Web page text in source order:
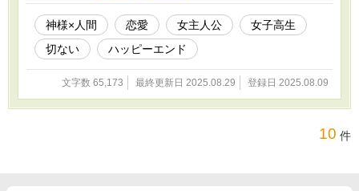
を越えてしまう。 神は祓うことができるが、そ
れは人の感情を切り捨てる行為でもあった。
「人の手で流した水は、二度と濁らない」――
そう信じ、美詞は友人や村人の心を解きほぐ
も世界も違いすぎる。 恋の代償は、やがて美詞
今日もお供え物を持って石段を登る。 それは祈
神様×人間 恋愛 女主人公
女子高生
切ない
ハッピーエンド
文字数 65,173 最終更新日 2025.08.29 登録日 2025.08.09
10 件